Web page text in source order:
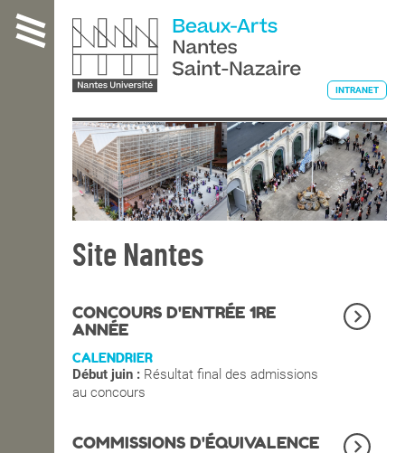
contenu
L'ÉCOLE
ENSEIGNEMENT
INTERNATIONAL
COURS PUBLICS
OPEN SCHOOL
INTRANET
Site Nantes
CONCOURS D'ENTRÉE 1RE
ANNÉE
CALENDRIER
Début juin : Résultat final des admissions
au concours
COMMISSIONS D'ÉQUIVALENCE